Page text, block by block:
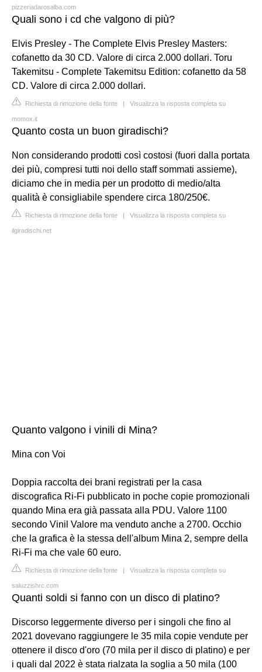
pizzeriadarosalba.com
Quali sono i cd che valgono di più?
Elvis Presley - The Complete Elvis Presley Masters:
cofanetto da 30 CD. Valore di circa 2.000 dollari. Toru
Takemitsu - Complete Takemitsu Edition: cofanetto da 58
CD. Valore di circa 2.000 dollari.
Richiesta di rimozione della fonte | Visualizza la risposta completa su
momox.it
Quanto costa un buon giradischi?
Non considerando prodotti così costosi (fuori dalla portata
dei più, compresi tutti noi dello staff sommati assieme),
diciamo che in media per un prodotto di medio/alta
qualità è consigliabile spendere circa 180/250€.
Richiesta di rimozione della fonte | Visualizza la risposta completa su
ilgiradischi.net
Quanto valgono i vinili di Mina?
Mina con Voi
Doppia raccolta dei brani registrati per la casa
discografica Ri-Fi pubblicato in poche copie promozionali
quando Mina era già passata alla PDU. Valore 1100
secondo Vinil Valore ma venduto anche a 2700. Occhio
che la grafica è la stessa dell'album Mina 2, sempre della
Ri-Fi ma che vale 60 euro.
Richiesta di rimozione della fonte | Visualizza la risposta completa su
saluzzishrc.com
Quanti soldi si fanno con un disco di platino?
Discorso leggermente diverso per i singoli che fino al
2021 dovevano raggiungere le 35 mila copie vendute per
ottenere il disco d'oro (70 mila per il disco di platino) e per
i quali dal 2022 è stata rialzata la soglia a 50 mila (100